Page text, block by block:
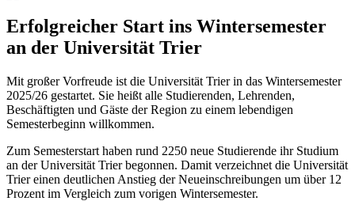
Erfolgreicher Start ins Wintersemester
an der Universität Trier
Mit großer Vorfreude ist die Universität Trier in das Wintersemester
2025/26 gestartet. Sie heißt alle Studierenden, Lehrenden,
Beschäftigten und Gäste der Region zu einem lebendigen
Semesterbeginn willkommen.
Zum Semesterstart haben rund 2250 neue Studierende ihr Studium
an der Universität Trier begonnen. Damit verzeichnet die Universität
Trier einen deutlichen Anstieg der Neueinschreibungen um über 12
Prozent im Vergleich zum vorigen Wintersemester.